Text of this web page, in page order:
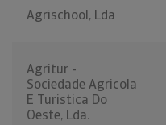
Agrischool, Lda
Agritur -
Sociedade Agricola
E Turistica Do
Oeste, Lda.